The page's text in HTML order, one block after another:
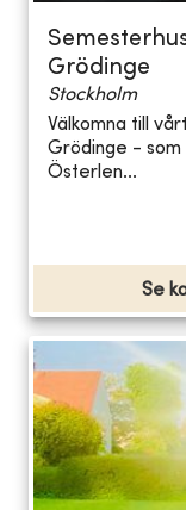
Grödinge
Stockholm
Välkomna till
Grödinge - som
Österlen...
Se